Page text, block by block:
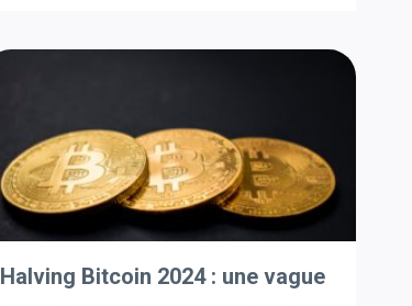
Halving Bitcoin 2024 : une vague